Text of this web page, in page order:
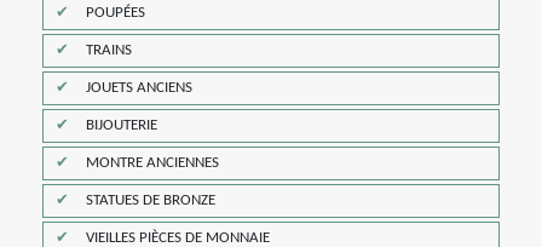
POUPÉES
TRAINS
JOUETS ANCIENS
BIJOUTERIE
MONTRE ANCIENNES
STATUES DE BRONZE
VIEILLES PIÈCES DE MONNAIE